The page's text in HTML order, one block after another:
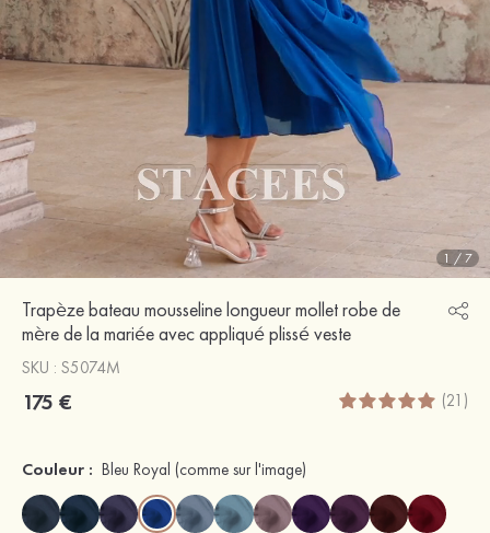
1 / 7
Trapèze bateau mousseline longueur mollet robe de
mère de la mariée avec appliqué plissé veste
SKU : S5074M
175 € (21)
Couleur : Bleu Royal (comme sur l'image)